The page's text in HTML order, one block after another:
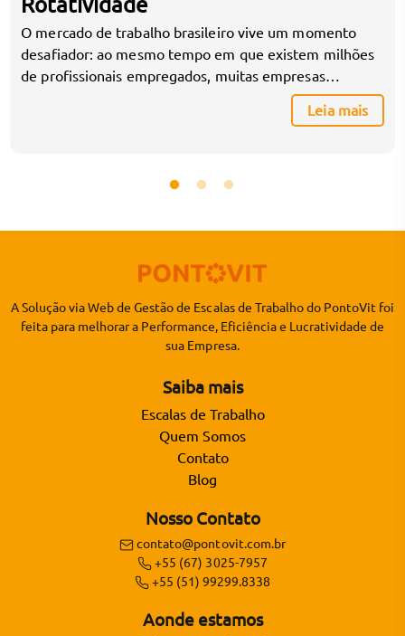
O mercado de trabalho brasileiro vive um momento
desafiador: ao mesmo tempo em que existem milhões
de profissionais empregados, muitas empresas
enfrentam dificuldade crescente para contratar e,
principalmente, reter talentos. Esse cenário tem
turnos e no controle de jornadas. Em […]
Leia mais
A Solução via Web de Gestão de Escalas de Trabalho do PontoVit foi
feita para melhorar a Performance, Eficiência e Lucratividade de
sua Empresa.
Saiba mais
Escalas de Trabalho
Quem Somos
Contato
Blog
Nosso Contato
contato@pontovit.com.br
+55 (67) 3025-7957
+55 (51) 99299.8338
Aonde estamos